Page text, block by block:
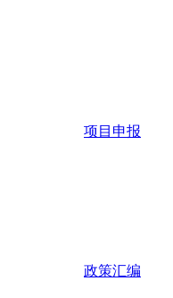
项目申报
政策汇编